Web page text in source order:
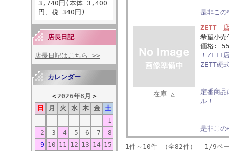
3,740円(本体 3,400
円、税 340円)
店長日記
店長日記はこちら >>
カレンダー
＜ 2026年8月 ＞
日
月 火 水 木 金
土
1
2
3 4 5 6 7
8
9 10 11 12 13 14 15
是非こ
在庫 △
ZETT
希望小
価格:
！ZETT
ZETT硬
定番商
ル！
是非こ
1件～10件 （全82件） 1/9ペ